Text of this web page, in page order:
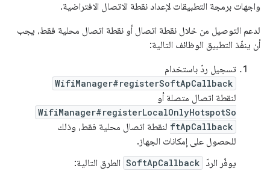
واجهات برمجة التطبيقات لإعداد نقطة الاتصال الافتراضية.
لدعم التوصيل من خلال نقطة اتصال أو نقطة اتصال محلية فقط، يجب
أن ينفّذ التطبيق الوظائف التالية:
تسجيل ردّ باستخدام
WifiManager#registerSoftApCallback
لنقطة اتصال متصلة أو
WifiManager#registerLocalOnlyHotspotSo
ftApCallback لنقطة اتصال محلية فقط، وذلك
للحصول على إمكانات الجهاز.
يوفّر الردّ SoftApCallback الطرق التالية: